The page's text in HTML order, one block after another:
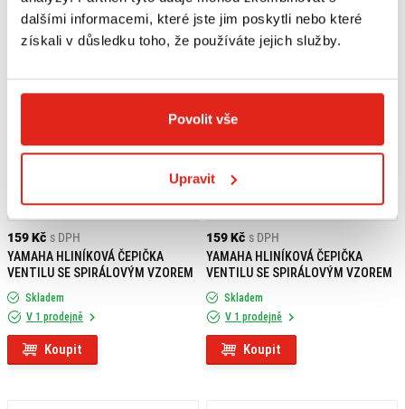
dalšími informacemi, které jste jim poskytli nebo které
získali v důsledku toho, že používáte jejich služby.
Povolit vše
Upravit
159 Kč s DPH
YAMAHA HLINÍKOVÁ ČEPIČKA
VENTILU SE SPIRÁLOVÝM VZOREM
Skladem
V 1 prodejně
Koupit
159 Kč s DPH
YAMAHA HLINÍKOVÁ ČEPIČKA
VENTILU SE SPIRÁLOVÝM VZOREM
Skladem
V 1 prodejně
Koupit